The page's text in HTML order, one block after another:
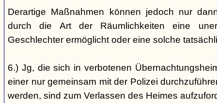
Derartige Maßnahmen können jedoch nur
durch die Art der Räumlichkeiten eine
Geschlechter ermöglicht oder eine solche
6.) Jg, die sich in verbotenen
einer nur gemeinsam mit der Polizei
werden, sind zum Verlassen des Heimes